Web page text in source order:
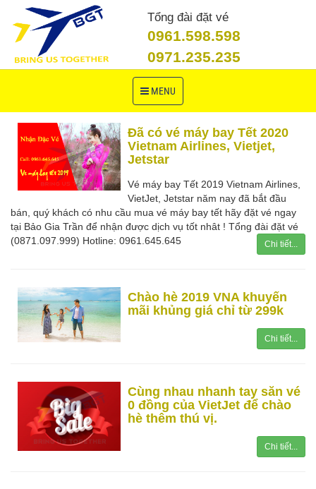
Tổng đài đặt vé
0961.598.598
0971.235.235
Toggle
navigation
MENU
Đã có vé máy bay Tết 2020
Vietnam Airlines, Vietjet,
Jetstar
Vé máy bay Tết 2019 Vietnam Airlines,
VietJet, Jetstar năm nay đã bắt đầu
bán, quý khách có nhu cầu mua vé máy bay tết hãy đặt vé ngay
tại Bảo Gia Trần để nhận được dịch vụ tốt nhât ! Tổng đài đặt vé
(0871.097.999) Hotline: 0961.645.645
Chi tiết...
Chào hè 2019 VNA khuyến
mãi khủng giá chỉ từ 299k
Chi tiết...
Cùng nhau nhanh tay săn vé
0 đồng của VietJet để chào
hè thêm thú vị.
Chi tiết...